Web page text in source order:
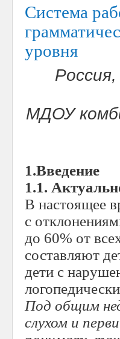
Система
уровня
МДОУ
1.Введение
1.1.
В настоящее
с
до 60% от
составляют
дети с
Под общим
слухом и